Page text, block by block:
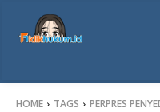
HOME TAGS
PERPRES